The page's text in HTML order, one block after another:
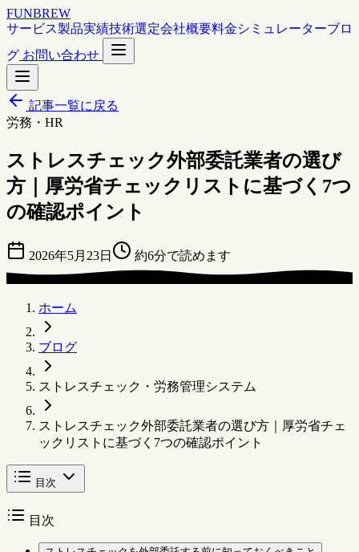
FUNBREW
サービス製品実績技術選定会社概要料金シミュレーターブロ
グ お問い合わせ
記事一覧に戻る
労務・HR
ストレスチェック外部委託業者の選び
方｜厚労省チェックリストに基づく7つ
の確認ポイント
2026年5月23日 約6分で読めます
ホーム
ブログ
ストレスチェック・労務管理システム
ストレスチェック外部委託業者の選び方｜厚労省チェ
ックリストに基づく7つの確認ポイント
目次
目次